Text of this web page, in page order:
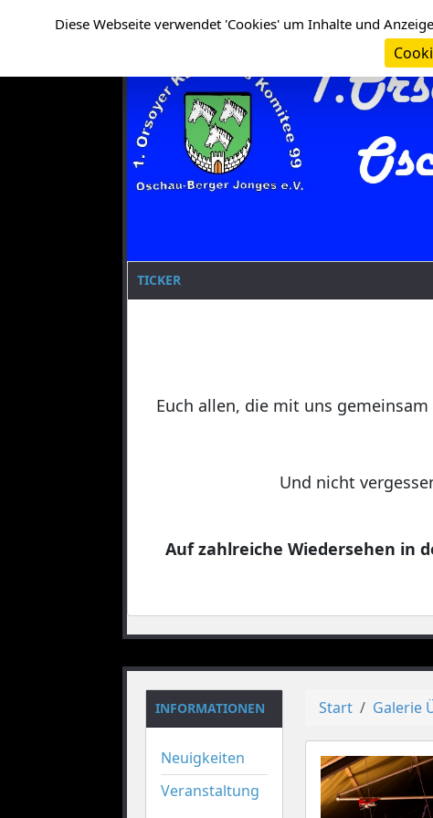
TICKER
Euch allen, die mit uns
Und nicht
Auf zahlreiche Wiedersehen in
INFORMATIONEN
Neuigkeiten
Veranstaltung
Start Galerie
Diese Webseite verwendet 'Cookies' um Inhalte und